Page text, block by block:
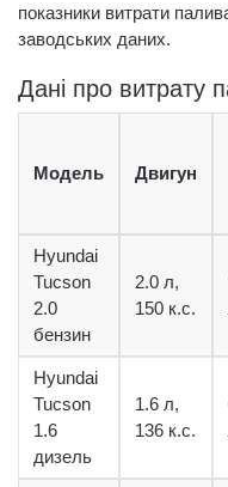
показники витрати
заводських даних.
Дані про витрату
Модель Двигун
Hyundai
Tucson
2.0
бензин
2.0 л,
150 к.с.
Hyundai
Tucson
1.6
дизель
1.6 л,
136 к.с.